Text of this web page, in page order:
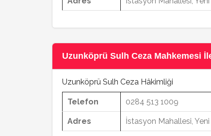
Uzunköprü Sulh Ceza Mahkemesi
Uzunköprü Sulh Ceza Hâkimliği
Telefon 0284 513 1009
Adres İstasyon Mahallesi,